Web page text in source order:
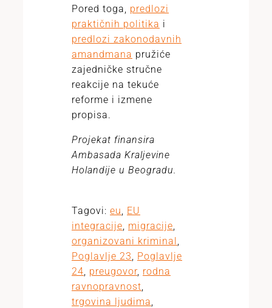
Pored toga, predlozi
praktičnih politika i
predlozi zakonodavnih
amandmana pružiće
zajedničke stručne
reakcije na tekuće
reforme i izmene
propisa.
Projekat finansira
Ambasada Kraljevine
Holandije u Beogradu.
Tagovi: eu, EU
integracije, migracije,
organizovani kriminal,
Poglavlje 23, Poglavlje
24, preugovor, rodna
ravnopravnost,
trgovina ljudima,